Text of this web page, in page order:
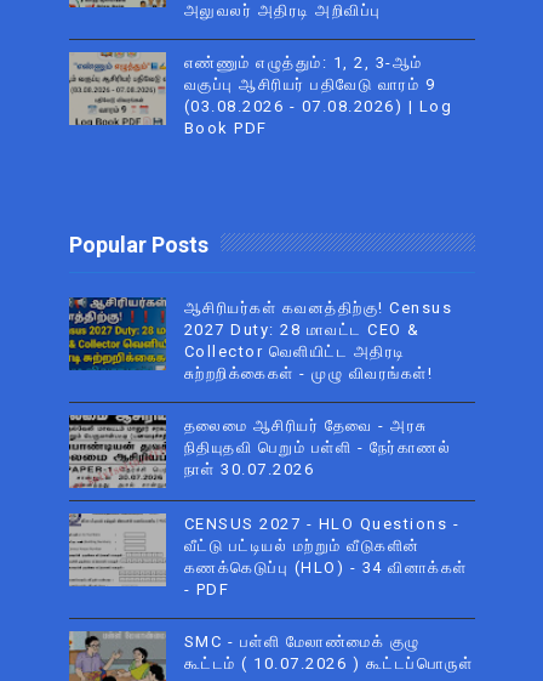
அலுவலர் அதிரடி அறிவிப்பு
எண்ணும் எழுத்தும்: 1, 2, 3-ஆம்
வகுப்பு ஆசிரியர் பதிவேடு வாரம் 9
(03.08.2026 - 07.08.2026) | Log
Book PDF
Popular Posts
ஆசிரியர்கள் கவனத்திற்கு! Census
2027 Duty: 28 மாவட்ட CEO &
Collector வெளியிட்ட அதிரடி
சுற்றறிக்கைகள் - முழு விவரங்கள்!
தலைமை ஆசிரியர் தேவை - அரசு
நிதியுதவி பெறும் பள்ளி - நேர்காணல்
நாள் 30.07.2026
CENSUS 2027 - HLO Questions -
வீட்டு பட்டியல் மற்றும் வீடுகளின்
கணக்கெடுப்பு (HLO) - 34 வினாக்கள்
- PDF
SMC - பள்ளி மேலாண்மைக் குழு
கூட்டம் ( 10.07.2026 ) கூட்டப்பொருள்